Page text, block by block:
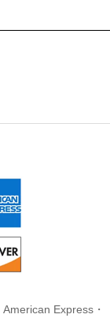
Express・